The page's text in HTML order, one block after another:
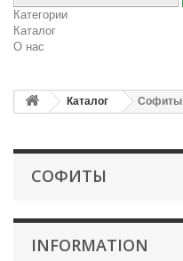
Категории
Каталог
О нас
Каталог Софиты
СОФИТЫ
INFORMATION